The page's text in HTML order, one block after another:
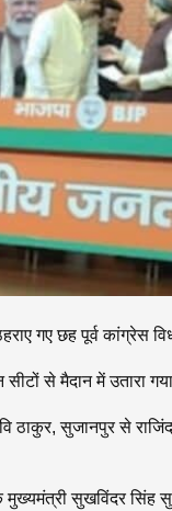
गए छह पूर्व कांग्रेस
सीटों से मैदान में
ठाकुर, सुजानपुर से
मुख्यमंत्री सुखविंदर